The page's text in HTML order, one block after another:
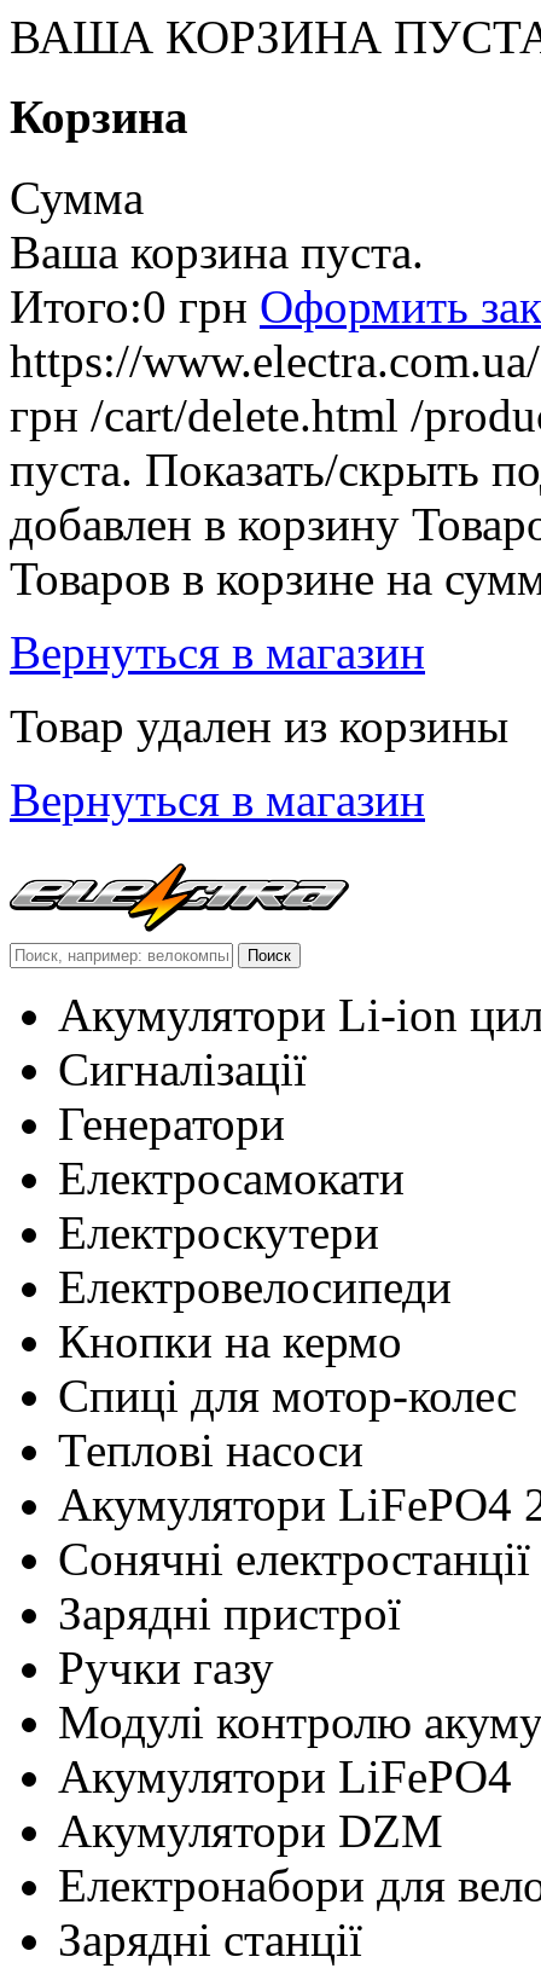
ВАША КОРЗИНА
Корзина
Сумма
Ваша корзина пуста.
Итого:0 грн Оформить
https://
грн /cart/delete.html /
пуста. Показать/скрыть
добавлен в корзину
Товаров в корзине на
Вернуться в магазин
Товар удален из корзины
Вернуться в магазин
Акумулятори Li-ion
Сигналізації
Генератори
Електросамокати
Електроскутери
Електровелосипеди
Кнопки на кермо
Cпиці для мотор-колес
Теплові насоси
Акумулятори LiFePO4
Сонячні електростанції
Зарядні пристрої
Ручки газу
Модулі контролю
Акумулятори LiFePO4
Акумулятори DZM
Електронабори для
Зарядні станції